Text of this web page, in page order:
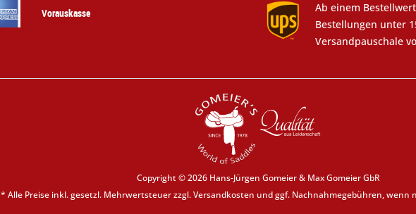
Vorauskasse Ab einem
Bestellungen unter
Versandpauschale
Copyright © 2026 Hans-Jürgen Gomeier & Max Gomeier GbR
* Alle Preise inkl. gesetzl. Mehrwertsteuer zzgl.Versandkosten und ggf. Nachnahmegebühren, wenn